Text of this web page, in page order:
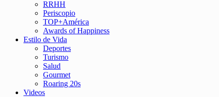
RRHH
Periscopio
TOP+América
Awards of Happiness
Estilo de Vida
Deportes
Turismo
Salud
Gourmet
Roaring 20s
Videos